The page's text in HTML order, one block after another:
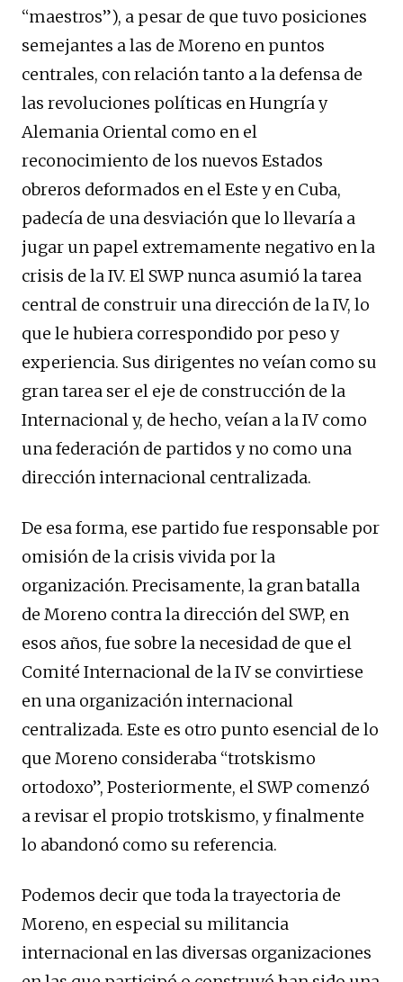
“maestros”), a pesar de que tuvo posiciones
semejantes a las de Moreno en puntos
centrales, con relación tanto a la defensa de
las revoluciones políticas en Hungría y
Alemania Oriental como en el
reconocimiento de los nuevos Estados
obreros deformados en el Este y en Cuba,
padecía de una desviación que lo llevaría a
jugar un papel extremamente negativo en la
crisis de la IV. El SWP nunca asumió la tarea
central de construir una dirección de la IV, lo
que le hubiera correspondido por peso y
experiencia. Sus dirigentes no veían como su
gran tarea ser el eje de construcción de la
Internacional y, de hecho, veían a la IV como
una federación de partidos y no como una
dirección internacional centralizada.
De esa forma, ese partido fue responsable por
omisión de la crisis vivida por la
organización. Precisamente, la gran batalla
de Moreno contra la dirección del SWP, en
esos años, fue sobre la necesidad de que el
Comité Internacional de la IV se convirtiese
en una organización internacional
centralizada. Este es otro punto esencial de lo
que Moreno consideraba “trotskismo
ortodoxo”, Posteriormente, el SWP comenzó
a revisar el propio trotskismo, y finalmente
lo abandonó como su referencia.
Podemos decir que toda la trayectoria de
Moreno, en especial su militancia
internacional en las diversas organizaciones